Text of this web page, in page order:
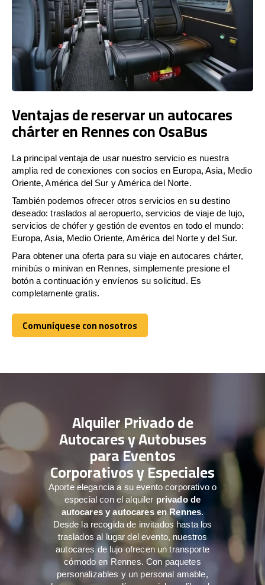
Ventajas de reservar un autocares
chárter en Rennes con OsaBus
La principal ventaja de usar nuestro servicio es nuestra
amplia red de conexiones con socios en Europa, Asia, Medio
Oriente, América del Sur y América del Norte.
También podemos ofrecer otros servicios en su destino
deseado: traslados al aeropuerto, servicios de viaje de lujo,
servicios de chófer y gestión de eventos en todo el mundo:
Europa, Asia, Medio Oriente, América del Norte y del Sur.
Para obtener una oferta para su viaje en autocares chárter,
minibús o minivan en Rennes, simplemente presione el
botón a continuación y envíenos su solicitud. Es
completamente gratis.
Comuníquese con nosotros
Comuníquese con nosotros
Alquiler Privado de
Autocares y Autobuses
para Eventos
Corporativos y Especiales
Aporte elegancia a su evento corporativo o
especial con el alquiler privado de
autocares y autocares en Rennes.
Desde la recogida de invitados hasta los
traslados al lugar del evento, nuestros
autocares de lujo ofrecen un transporte
cómodo en Rennes. Con paquetes
personalizables y un personal amable,